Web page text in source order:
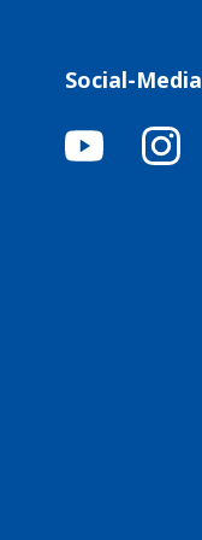
Social-Media